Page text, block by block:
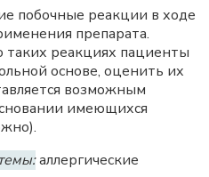
побочные реакции в ходе
препарата.
реакциях пациенты
основе, оценить их
возможным
имеющихся
аллергические